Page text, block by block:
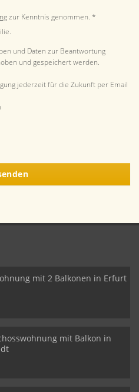
zur Kenntnis genommen. *
und Daten zur Beantwortung
und gespeichert werden.
jederzeit für die Zukunft per Email
mit 2 Balkonen in Erfurt
mit Balkon in